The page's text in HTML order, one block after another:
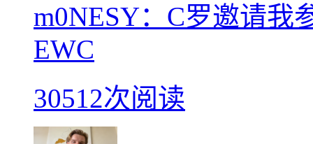
m0NESY：C罗邀请我
EWC
30512次阅读